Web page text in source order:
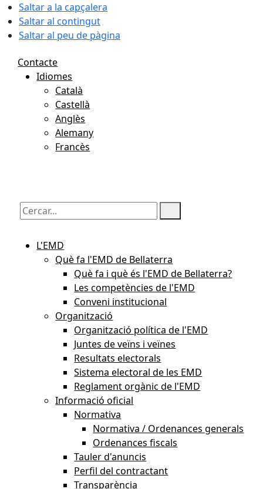
Saltar a la capçalera
Saltar al contingut
Saltar al peu de pàgina
Contacte
Idiomes
Català
Castellà
Anglès
Alemany
Francès
Cercar:
L'EMD
Què fa l'EMD de Bellaterra
Què fa i què és l'EMD de Bellaterra?
Les competències de l'EMD
Conveni institucional
Organització
Organització política de l'EMD
Juntes de veïns i veïnes
Resultats electorals
Sistema electoral de les EMD
Reglament orgànic de l'EMD
Informació oficial
Normativa
Normativa / Ordenances generals
Ordenances fiscals
Tauler d'anuncis
Perfil del contractant
Transparència